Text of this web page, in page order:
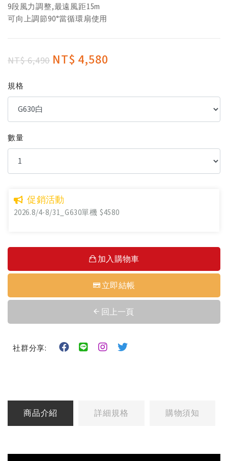
9段風力調整,最遠風距15m
可向上調節90°當循環扇使用
NT$ 6,490 NT$ 4,580
規格
數量
促銷活動
2026.8/4-8/31_G630單機 $4580
加入購物車
立即結帳
回上一頁
社群分享:
商品介紹 詳細規格 購物須知